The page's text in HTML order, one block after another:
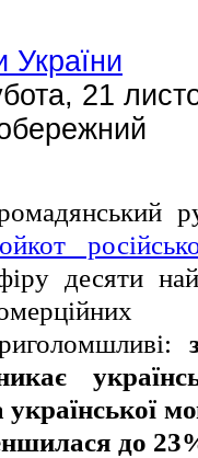
України
21
десяти
до